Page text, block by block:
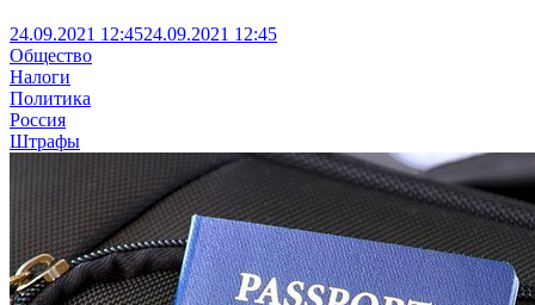
24.09.2021 12:4524.09.2021 12:45
Общество
Налоги
Политика
Россия
Штрафы